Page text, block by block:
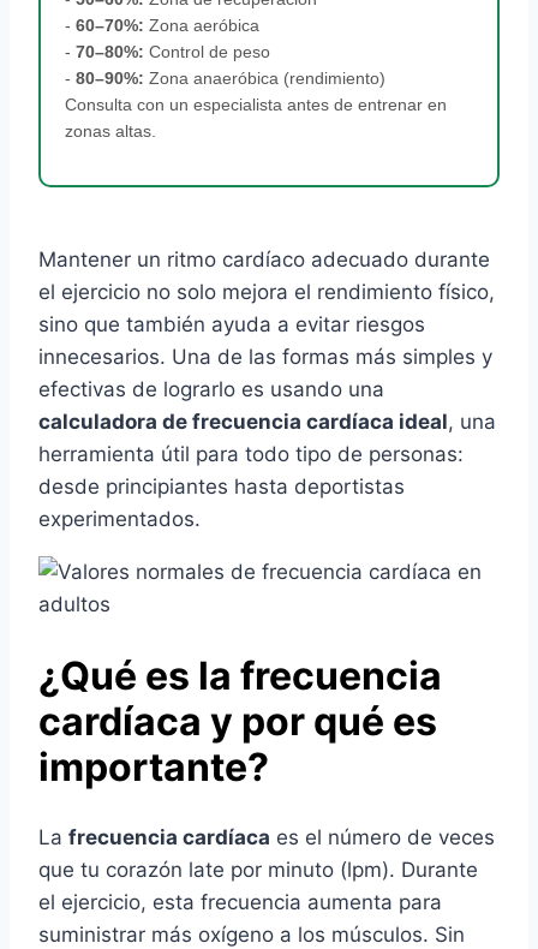
- 60–70%: Zona aeróbica
- 70–80%: Control de peso
- 80–90%: Zona anaeróbica (rendimiento)
Consulta con un especialista antes de entrenar en
zonas altas.
Mantener un ritmo cardíaco adecuado durante
el ejercicio no solo mejora el rendimiento físico,
sino que también ayuda a evitar riesgos
innecesarios. Una de las formas más simples y
efectivas de lograrlo es usando una
calculadora de frecuencia cardíaca ideal, una
herramienta útil para todo tipo de personas:
desde principiantes hasta deportistas
experimentados.
¿Qué es la frecuencia
cardíaca y por qué es
importante?
La frecuencia cardíaca es el número de veces
que tu corazón late por minuto (lpm). Durante
el ejercicio, esta frecuencia aumenta para
suministrar más oxígeno a los músculos. Sin